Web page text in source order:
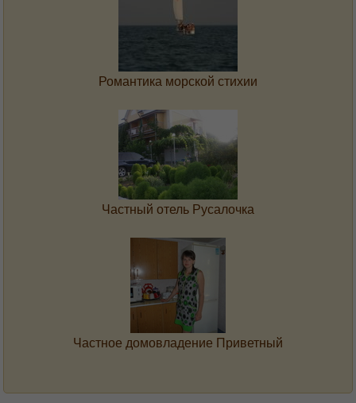
Романтика морской стихии
Частный отель Русалочка
Частное домовладение Приветный